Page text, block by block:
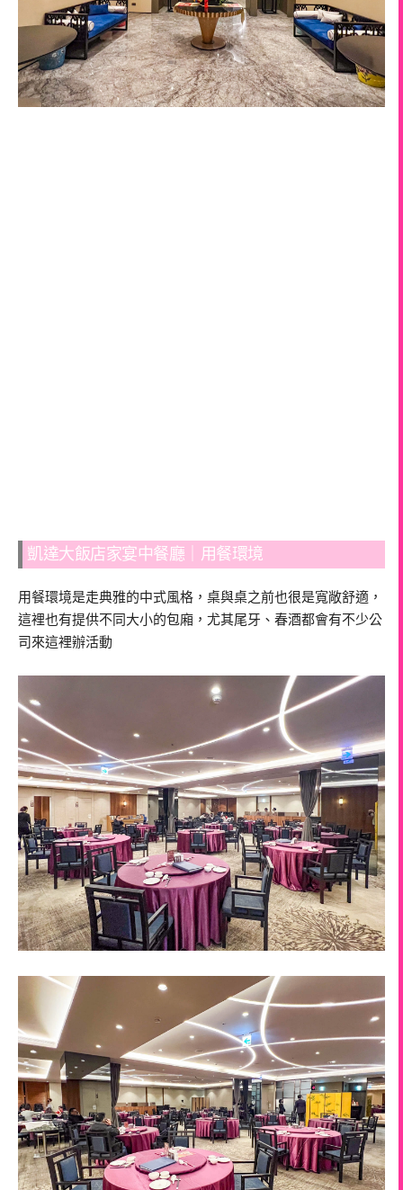
凱達大飯店家宴中餐廳｜用餐環境
用餐環境是走典雅的中式風格，桌與桌之前也很是寬敞舒適，
這裡也有提供不同大小的包廂，尤其尾牙、春酒都會有不少公
司來這裡辦活動